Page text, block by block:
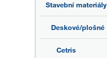
Stavební materiály
Deskové/plošné
Cetris